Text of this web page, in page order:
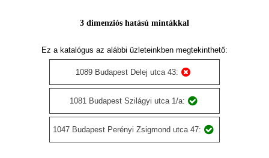
3 dimenziós hatású mintákkal
Ez a katalógus az alábbi üzleteinkben megtekinthető:
1089 Budapest Delej utca 43:
1081 Budapest Szilágyi utca 1/a:
1047 Budapest Perényi Zsigmond utca 47: